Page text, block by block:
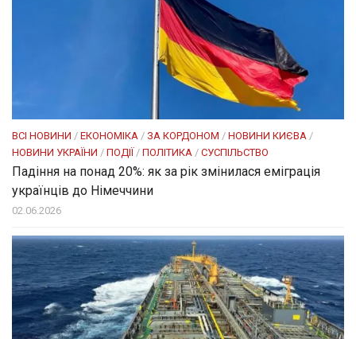
ВСІ НОВИНИ / ЕКОНОМІКА / ЗА КОРДОНОМ / НОВИНИ КИЄВА /
НОВИНИ УКРАЇНИ / ПОДІЇ / ПОЛІТИКА / СУСПІЛЬСТВО
Падіння на понад 20%: як за рік змінилася еміграція
українців до Німеччини
02.06.2026